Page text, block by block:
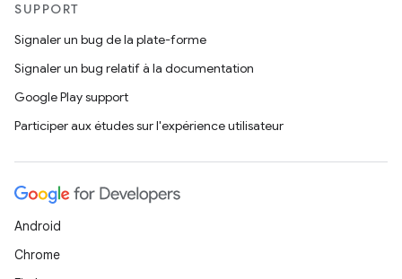
SUPPORT
Signaler un bug de la plate-forme
Signaler un bug relatif à la documentation
Google Play support
Participer aux études sur l'expérience utilisateur
Android
Chrome